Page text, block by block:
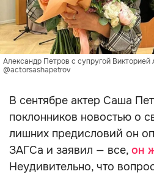
Александр Петров с супругой
@actorsashapetrov
В сентябре актер Саша
поклонников новостью о
лишних предисловий он
ЗАГСа и заявил — все, он
Неудивительно, что